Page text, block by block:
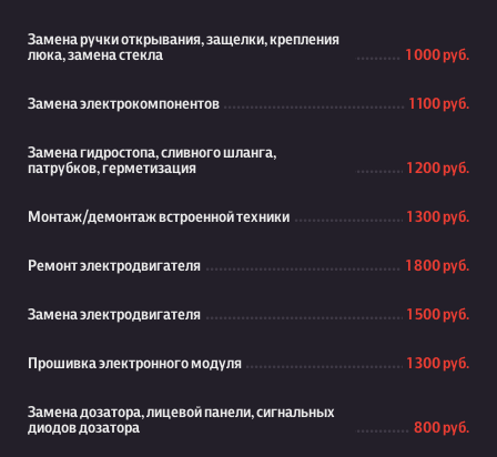
Замена ручки открывания, защелки, крепления
люка, замена стекла
1 000 руб.
Замена электрокомпонентов 1 100 руб.
Замена гидростопа, сливного шланга,
патрубков, герметизация
1 200 руб.
Монтаж/демонтаж встроенной техники 1 300 руб.
Ремонт электродвигателя 1 800 руб.
Замена электродвигателя 1 500 руб.
Прошивка электронного модуля 1 300 руб.
Замена дозатора, лицевой панели, сигнальных
диодов дозатора
800 руб.